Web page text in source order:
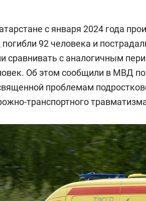
с января 2024 года
погибли 92 человека и
сравнивать с аналогичным
Об этом сообщили в МВД
проблемам
транспортного
жилого
Казанью
Рекомендуем
150
ID вместо